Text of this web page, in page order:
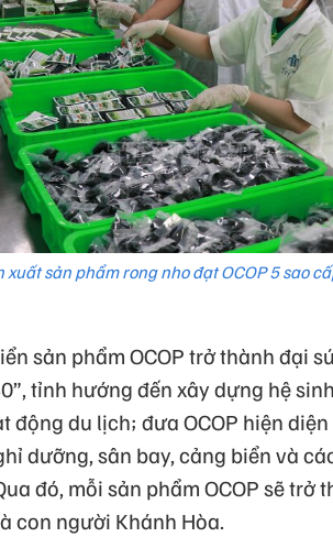
xuất sản phẩm rong nho đạt OCOP 5 sao
sản phẩm OCOP trở thành đại
tỉnh hướng đến xây dựng hệ
động du lịch; đưa OCOP hiện
dưỡng, sân bay, cảng biển và
đó, mỗi sản phẩm OCOP sẽ trở
con người Khánh Hòa.